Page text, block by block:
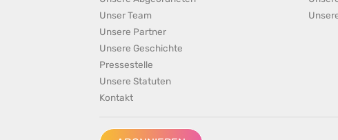
Unser Team
Unsere Partner
Unsere Geschichte
Pressestelle
Unsere Statuten
Kontakt